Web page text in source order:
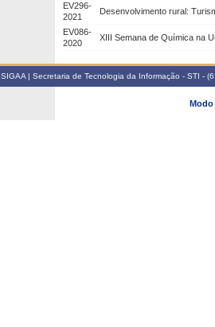
EV296-
2021
Desenvolvimento rural:
EV086-
2020
XIII Semana de Química na
SIGAA | Secretaria de Tecnologia da Informação - STI -
Modo